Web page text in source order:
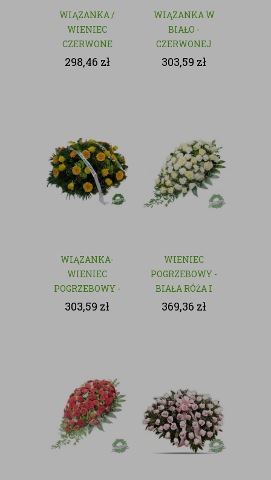
WIĄZANKA /
WIENIEC
CZERWONE
RÓŻE - KWIATY
298,46 zł
WIĄZANKA W
BIAŁO -
CZERWONEJ
KOLORYSTYCE
303,59 zł
WIĄZANKA-
WIENIEC
POGRZEBOWY -
NATURALNY
303,59 zł
WIENIEC
POGRZEBOWY -
BIAŁA RÓŻA I
GOŹDZIK
369,36 zł